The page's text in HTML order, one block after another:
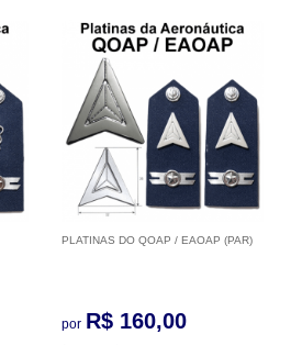
PLATINAS DO QOAP / EAOAP (PAR)
por R$ 160,00